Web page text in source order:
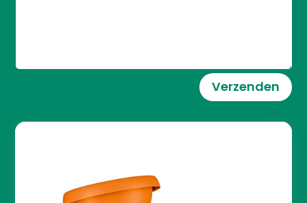
Verzenden